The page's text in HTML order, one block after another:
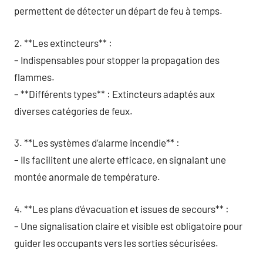
permettent de détecter un départ de feu à temps.
2. **Les extincteurs** :
– Indispensables pour stopper la propagation des
flammes.
– **Différents types** : Extincteurs adaptés aux
diverses catégories de feux.
3. **Les systèmes d’alarme incendie** :
– Ils facilitent une alerte efficace, en signalant une
montée anormale de température.
4. **Les plans d’évacuation et issues de secours** :
– Une signalisation claire et visible est obligatoire pour
guider les occupants vers les sorties sécurisées.